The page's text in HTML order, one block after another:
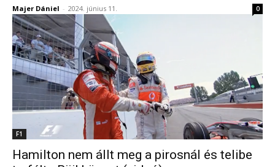
Majer Dániel - 2024. június 11. 0
F1
Hamilton nem állt meg a pirosnál és telibe